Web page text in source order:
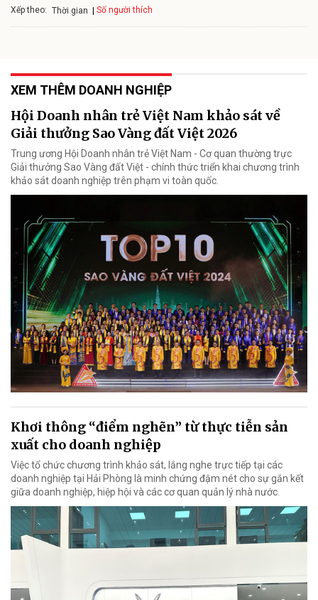
Xếp theo: Thời gian Số người thích
XEM THÊM DOANH NGHIỆP
Hội Doanh nhân trẻ Việt Nam khảo sát về
Giải thưởng Sao Vàng đất Việt 2026
Trung ương Hội Doanh nhân trẻ Việt Nam - Cơ quan thường trực
Giải thưởng Sao Vàng đất Việt - chính thức triển khai chương trình
khảo sát doanh nghiệp trên phạm vi toàn quốc.
Khơi thông “điểm nghẽn” từ thực tiễn sản
xuất cho doanh nghiệp
Việc tổ chức chương trình khảo sát, lắng nghe trực tiếp tại các
doanh nghiệp tại Hải Phòng là minh chứng đậm nét cho sự gắn kết
giữa doanh nghiệp, hiệp hội và các cơ quan quản lý nhà nước.